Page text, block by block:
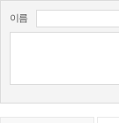
이름